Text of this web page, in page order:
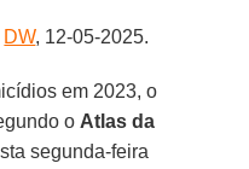
DW, 12-05-2025.
em 2023, o
o Atlas da
segunda-feira